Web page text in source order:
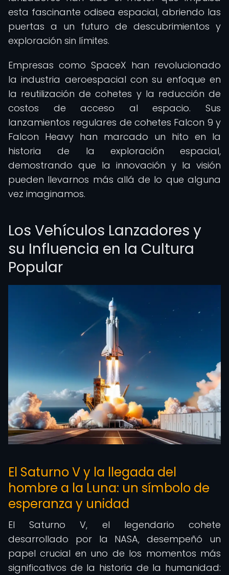
esta fascinante odisea espacial, abriendo las
puertas a un futuro de descubrimientos y
exploración sin límites.
Empresas como SpaceX han revolucionado
la industria aeroespacial con su enfoque en
la reutilización de cohetes y la reducción de
costos de acceso al espacio. Sus
lanzamientos regulares de cohetes Falcon 9 y
Falcon Heavy han marcado un hito en la
historia de la exploración espacial,
demostrando que la innovación y la visión
pueden llevarnos más allá de lo que alguna
vez imaginamos.
Los Vehículos Lanzadores y
su Influencia en la Cultura
Popular
El Saturno V y la llegada del
hombre a la Luna: un símbolo de
esperanza y unidad
El Saturno V, el legendario cohete
desarrollado por la NASA, desempeñó un
papel crucial en uno de los momentos más
significativos de la historia de la humanidad: